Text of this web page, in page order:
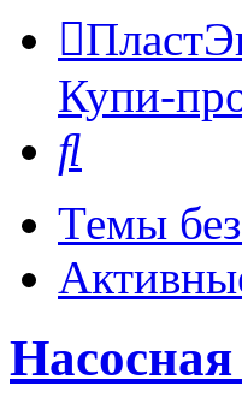
Купи-
Темы